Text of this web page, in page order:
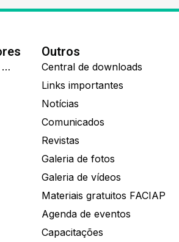
IDEALL ADMINISTRADORA DE BENEFÍCIOS
Outros
Central de downloads
Links importantes
Notícias
Comunicados
Revistas
Galeria de fotos
Galeria de vídeos
Materiais gratuitos FACIAP
Agenda de eventos
Capacitações